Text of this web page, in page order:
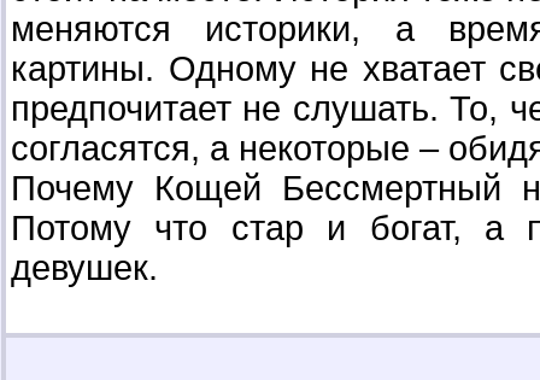
меняются историки, а
картины. Одному не хватает
предпочитает не слушать. То,
согласятся, а некоторые –
Почему Кощей Бессмертный
Потому что стар и богат, а
девушек.